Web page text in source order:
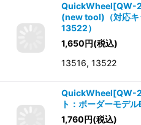
QuickWheel[QW-
(new tool)（対応キ
13522）
1,650円(税込)
13516, 13522
QuickWheel[QW-
ト：ボーダーモデル
1,760円(税込)